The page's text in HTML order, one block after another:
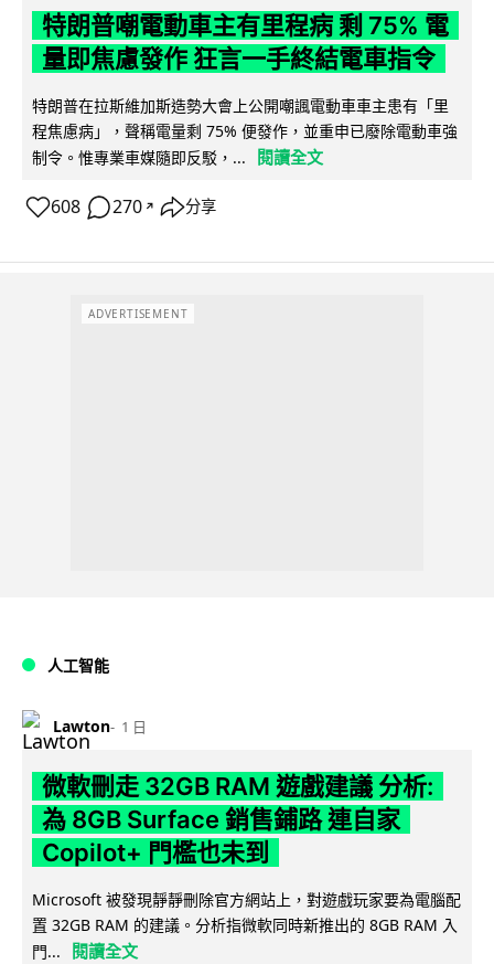
特朗普嘲電動車主有里程病 剩 75% 電
量即焦慮發作 狂言一手終結電車指令
特朗普在拉斯維加斯造勢大會上公開嘲諷電動車車主患有「里
程焦慮病」，聲稱電量剩 75% 便發作，並重申已廢除電動車強
制令。惟專業車媒隨即反駁，...
閱讀全文
608 270 ↗ 分享
ADVERTISEMENT
人工智能
Lawton 1 日
微軟刪走 32GB RAM 遊戲建議 分析:
為 8GB Surface 銷售鋪路 連自家
Copilot+ 門檻也未到
Microsoft 被發現靜靜刪除官方網站上，對遊戲玩家要為電腦配
置 32GB RAM 的建議。分析指微軟同時新推出的 8GB RAM 入
門...
閱讀全文